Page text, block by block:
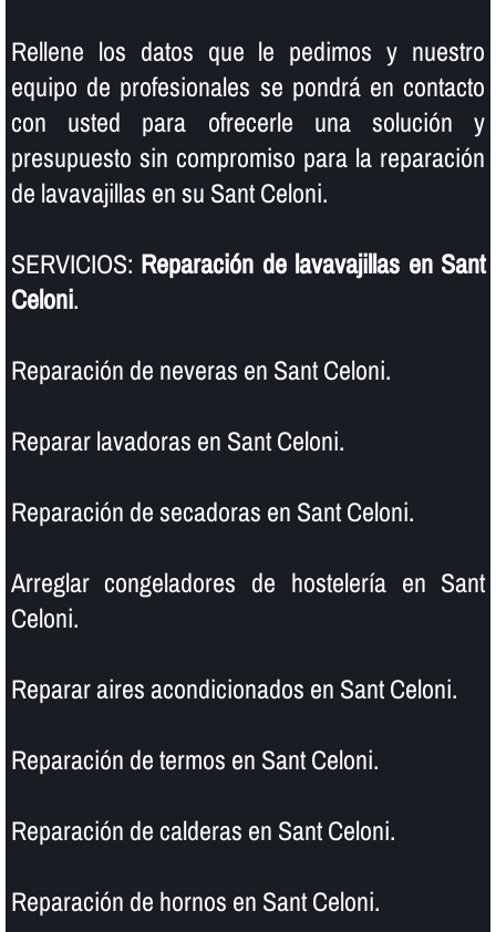
Rellene los datos que le pedimos y nuestro
equipo de profesionales se pondrá en contacto
con usted para ofrecerle una solución y
presupuesto sin compromiso para la reparación
de lavavajillas en su Sant Celoni.
SERVICIOS: Reparación de lavavajillas en Sant
Celoni.
Reparación de neveras en Sant Celoni.
Reparar lavadoras en Sant Celoni.
Reparación de secadoras en Sant Celoni.
Arreglar congeladores de hostelerí­a en Sant
Celoni.
Reparar aires acondicionados en Sant Celoni.
Reparación de termos en Sant Celoni.
Reparación de calderas en Sant Celoni.
Reparación de hornos en Sant Celoni.